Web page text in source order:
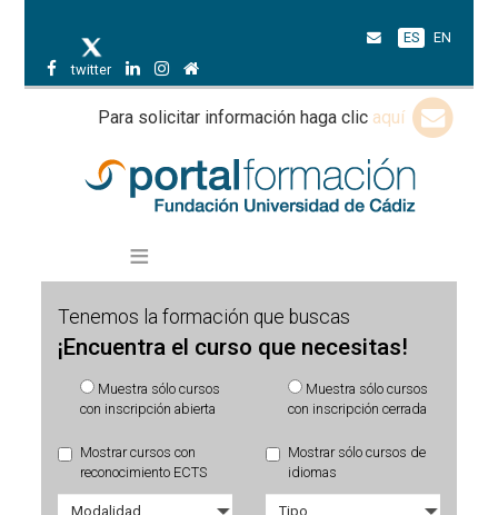
twitter
ES EN
Para solicitar información haga clic aquí
Tenemos la formación que buscas
¡Encuentra el curso que necesitas!
Muestra sólo cursos
con inscripción abierta
Muestra sólo cursos
con inscripción cerrada
Mostrar cursos con
reconocimiento ECTS
Mostrar sólo cursos de
idiomas